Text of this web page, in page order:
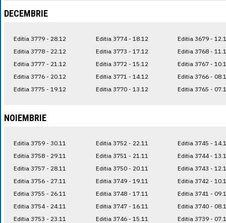
1 MXN= 0.2227
1 NOK= 0.4191
1 RSD= 0.0425
1 RUB= 0.0530
DECEMBRIE
Editia 3779 - 28.12
Editia 3778 - 22.12
Editia 3777 - 21.12
Editia 3776 - 20.12
Editia 3775 - 19.12
Editia 3774 - 18.12
Editia 3773 - 17.12
Editia 3772 - 15.12
Editia 3771 - 14.12
Editia 3770 - 13.12
Editia 3679 -
Editia 3768 -
Editia 3767 -
Editia 3766 -
Editia 3765 -
NOIEMBRIE
Editia 3759 - 30.11
Editia 3758 - 29.11
Editia 3757 - 28.11
Editia 3756 - 27.11
Editia 3755 - 26.11
Editia 3754 - 24.11
Editia 3753 - 23.11
Editia 3752 - 22.11
Editia 3751 - 21.11
Editia 3750 - 20.11
Editia 3749 - 19.11
Editia 3748 - 17.11
Editia 3747 - 16.11
Editia 3746 - 15.11
Editia 3745 -
Editia 3744 -
Editia 3743 -
Editia 3742 -
Editia 3741 -
Editia 3740 -
Editia 3739 -